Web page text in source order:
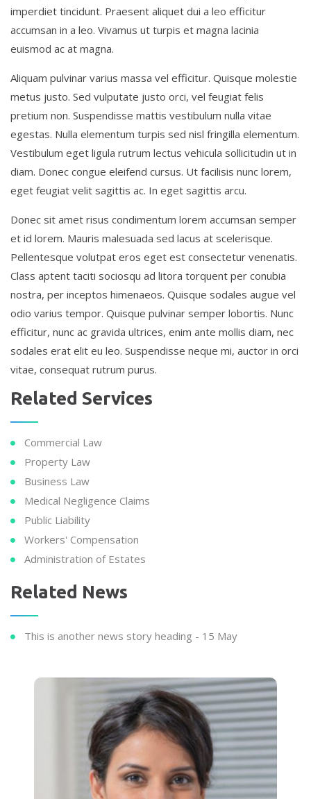
imperdiet tincidunt. Praesent aliquet dui a leo efficitur
accumsan in a leo. Vivamus ut turpis et magna lacinia
euismod ac at magna.
Aliquam pulvinar varius massa vel efficitur. Quisque molestie
metus justo. Sed vulputate justo orci, vel feugiat felis
pretium non. Suspendisse mattis vestibulum nulla vitae
egestas. Nulla elementum turpis sed nisl fringilla elementum.
Vestibulum eget ligula rutrum lectus vehicula sollicitudin ut in
diam. Donec congue eleifend cursus. Ut facilisis nunc lorem,
eget feugiat velit sagittis ac. In eget sagittis arcu.
Donec sit amet risus condimentum lorem accumsan semper
et id lorem. Mauris malesuada sed lacus at scelerisque.
Pellentesque volutpat eros eget est consectetur venenatis.
Class aptent taciti sociosqu ad litora torquent per conubia
nostra, per inceptos himenaeos. Quisque sodales augue vel
odio varius tempor. Quisque pulvinar semper lobortis. Nunc
efficitur, nunc ac gravida ultrices, enim ante mollis diam, nec
sodales erat elit eu leo. Suspendisse neque mi, auctor in orci
vitae, consequat rutrum purus.
Related Services
Commercial Law
Property Law
Business Law
Medical Negligence Claims
Public Liability
Workers' Compensation
Administration of Estates
Related News
This is another news story heading - 15 May